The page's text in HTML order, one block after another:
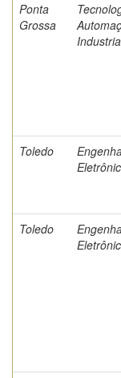
Ponta
Grossa
Toledo
Toledo